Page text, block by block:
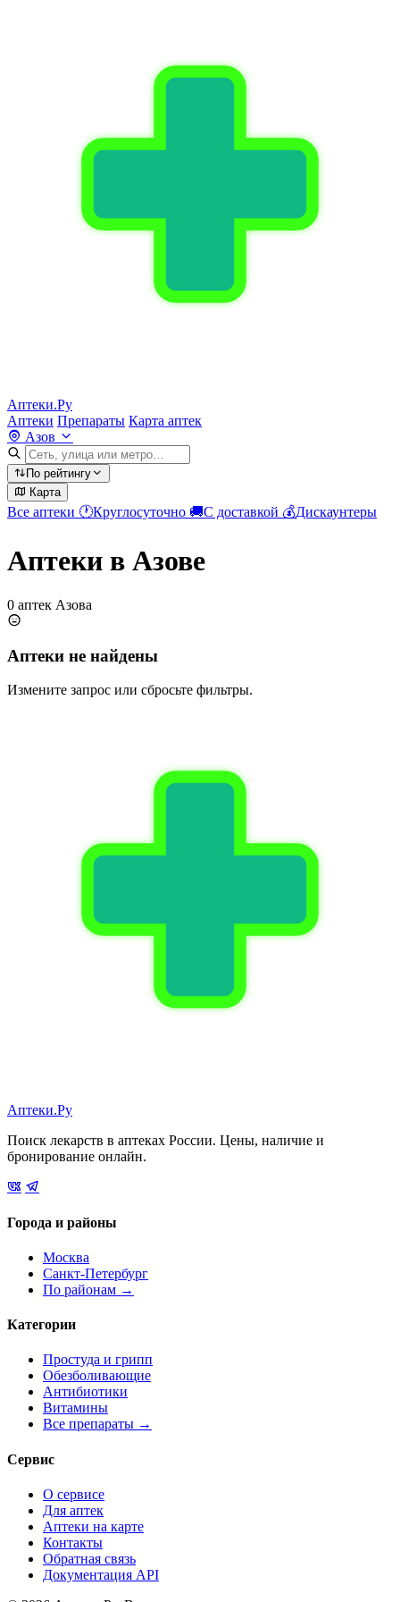
Аптеки.Ру
Аптеки Препараты Карта аптек
Азов
По рейтингу
Карта
Все аптеки 🕐Круглосуточно 🚚С доставкой 💰Дискаунтеры
Аптеки в Азове
0 аптек Азова
Аптеки не найдены
Измените запрос или сбросьте фильтры.
Аптеки.Ру
Поиск лекарств в аптеках России. Цены, наличие и
бронирование онлайн.
Города и районы
Москва
Санкт-Петербург
По районам →
Категории
Простуда и грипп
Обезболивающие
Антибиотики
Витамины
Все препараты →
Сервис
О сервисе
Для аптек
Аптеки на карте
Контакты
Обратная связь
Документация API